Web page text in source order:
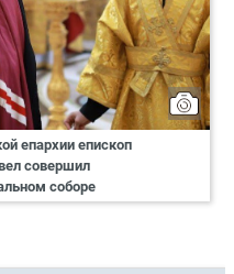
епархии епископ
совершил
соборе